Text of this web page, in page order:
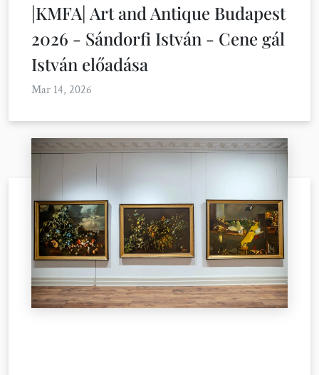
|KMFA| Art and Antique Budapest
2026 - Sándorfi István - Cene gál
István előadása
Mar 14, 2026